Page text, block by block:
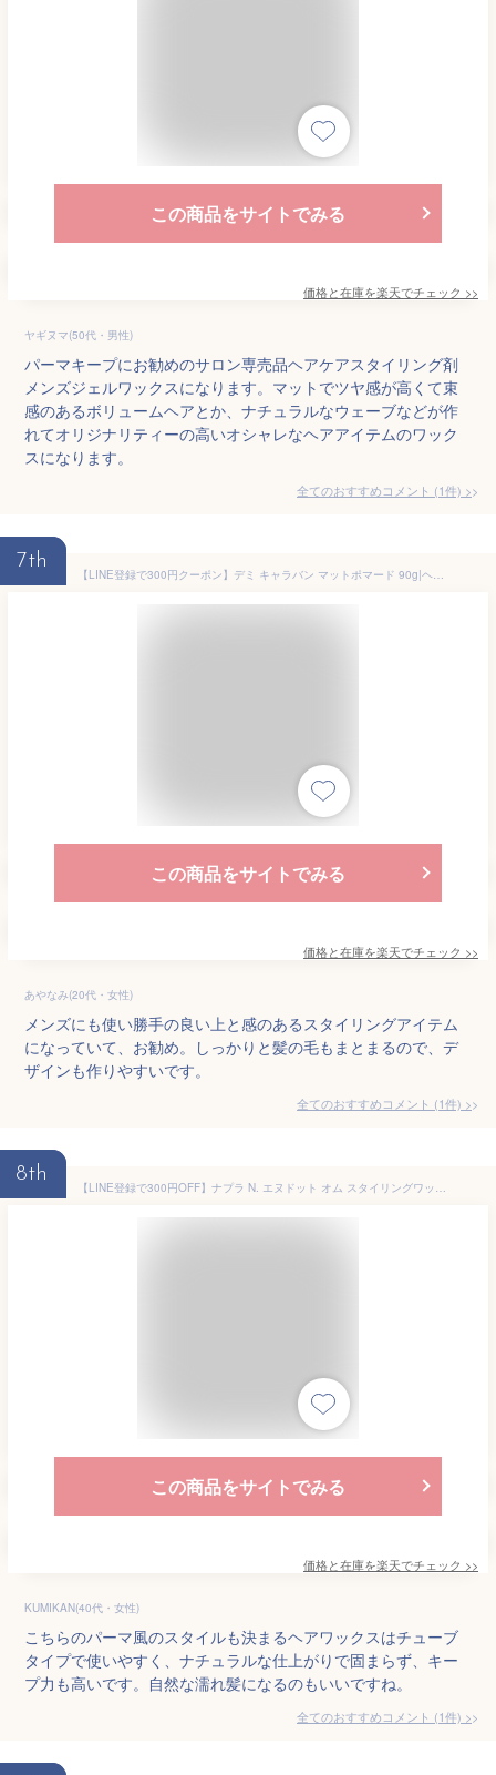
この商品をサイトでみる
価格と在庫を楽天でチェック >>
ヤギヌマ(50代・男性)
パーマキープにお勧めのサロン専売品ヘアケアスタイリング剤
メンズジェルワックスになります。マットでツヤ感が高くて束
感のあるボリュームヘアとか、ナチュラルなウェーブなどが作
れてオリジナリティーの高いオシャレなヘアアイテムのワック
スになります。
全てのおすすめコメント (1件) >
7th
【LINE登録で300円クーポン】デミ キャラバン マットポマード 90g|ヘア スタイリング剤 すたいりんぐ 巻き髪 外ハネ パーマ 濡れ髪 ウェット ヘアケア サロン専売 美容室専売 美容院専売 美容師 おすすめ 人気 話題 ランキング 口コミ クチコミ 女性
この商品をサイトでみる
価格と在庫を楽天でチェック >>
あやなみ(20代・女性)
メンズにも使い勝手の良い上と感のあるスタイリングアイテム
になっていて、お勧め。しっかりと髪の毛もまとまるので、デ
ザインも作りやすいです。
全てのおすすめコメント (1件) >
8th
【LINE登録で300円OFF】ナプラ N. エヌドット オム スタイリングワックス ハード 100g[napla homme Nドット チューブ 本体 トライアル お試し ヘアワックス ヘアーワックス ヘア スタイリング すたいりんぐ スタイリング剤 巻き髪 外ハネ パーマ 濡れ髪]
この商品をサイトでみる
価格と在庫を楽天でチェック >>
KUMIKAN(40代・女性)
こちらのパーマ風のスタイルも決まるヘアワックスはチューブ
タイプで使いやすく、ナチュラルな仕上がりで固まらず、キー
プ力も高いです。自然な濡れ髪になるのもいいですね。
全てのおすすめコメント (1件) >